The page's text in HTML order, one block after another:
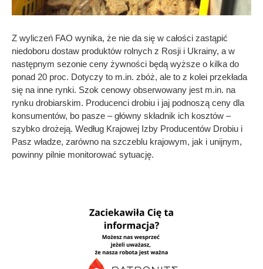
Z wyliczeń FAO wynika, że nie da się w całości zastąpić
niedoboru dostaw produktów rolnych z Rosji i Ukrainy, a w
następnym sezonie ceny żywności będą wyższe o kilka do
ponad 20 proc. Dotyczy to m.in. zbóż, ale to z kolei przekłada
się na inne rynki. Szok cenowy obserwowany jest m.in. na
rynku drobiarskim. Producenci drobiu i jaj podnoszą ceny dla
konsumentów, bo pasze – główny składnik ich kosztów –
szybko drożeją. Według Krajowej Izby Producentów Drobiu i
Pasz władze, zarówno na szczeblu krajowym, jak i unijnym,
powinny pilnie monitorować sytuację.